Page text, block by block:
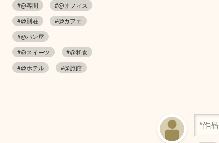
#@客間
#@オフィス
#@別荘
#@カフェ
#@パン屋
#@スイーツ
#@和食
#@ホテル
#@旅館